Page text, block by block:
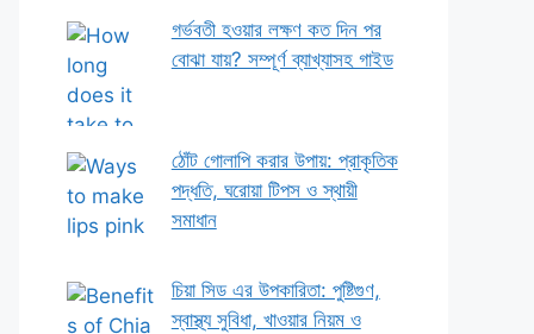
গর্ভবতী হওয়ার লক্ষণ কত দিন পর
বোঝা যায়? সম্পূর্ণ ব্যাখ্যাসহ গাইড
ঠোঁট গোলাপি করার উপায়: প্রাকৃতিক
পদ্ধতি, ঘরোয়া টিপস ও স্থায়ী
সমাধান
চিয়া সিড এর উপকারিতা: পুষ্টিগুণ,
স্বাস্থ্য সুবিধা, খাওয়ার নিয়ম ও